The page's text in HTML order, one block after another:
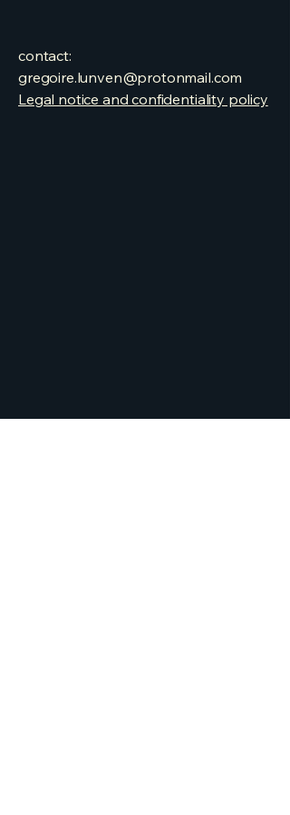
contact:
gregoire.lunven@protonmail.com
Legal notice and confidentiality policy